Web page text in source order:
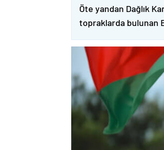
Öte yandan Dağlık
topraklarda bulunan